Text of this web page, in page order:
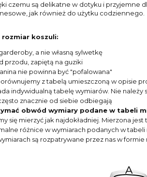
czemu są delikatne w dotyku i przyjemne
jak również do użytku codziennego.
rozmiar koszuli:
a nie własną sylwetkę
przodu, zapiętą na guziki
nie powinna być "pofalowana"
z tabelą umieszczoną w opisie
indywidualną tabelę wymiarów. Nie należy
znacznie od siebie odbiegają
obwód wymiary podane w tabeli
się mierzyć jak najdokładniej. Mierzona
różnice w wymiarach podanych w tabeli
są rozpatrywane przez nas w